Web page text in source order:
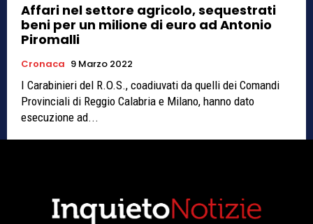
Affari nel settore agricolo, sequestrati
beni per un milione di euro ad Antonio
Piromalli
Cronaca 9 Marzo 2022
I Carabinieri del R.O.S., coadiuvati da quelli dei Comandi
Provinciali di Reggio Calabria e Milano, hanno dato
esecuzione ad...